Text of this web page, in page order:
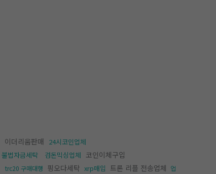
이더리움판매
24시코인업체
불법자금세탁 검돈믹싱업체 코인이체구입
trc20 구매대행 핑오다세탁 xrp매입 트론 리플 전송업체 업